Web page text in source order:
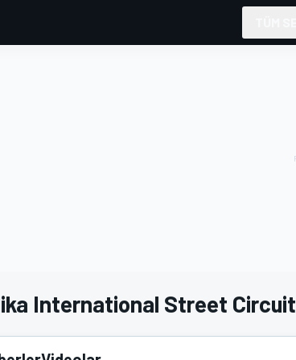
International Street Circuit